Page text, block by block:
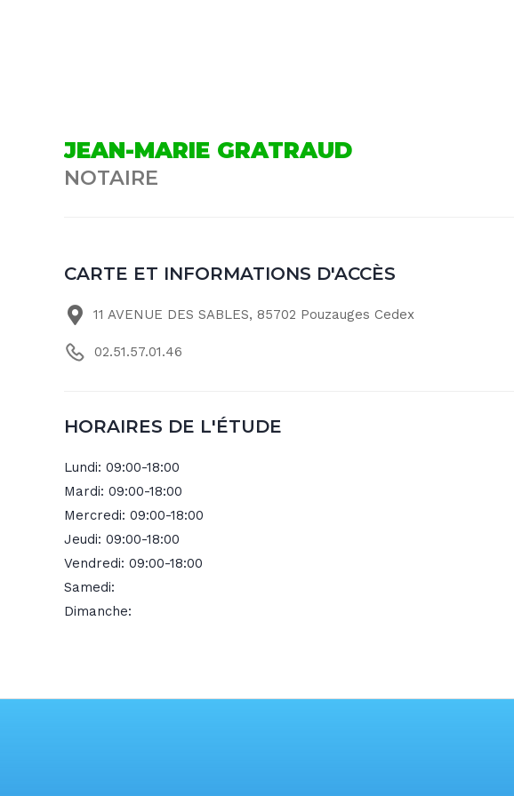
JEAN-MARIE GRATRAUD
NOTAIRE
CARTE ET INFORMATIONS D'ACCÈS
11 AVENUE DES SABLES, 85702 Pouzauges Cedex
02.51.57.01.46
HORAIRES DE L'ÉTUDE
Lundi: 09:00-18:00
Mardi: 09:00-18:00
Mercredi: 09:00-18:00
Jeudi: 09:00-18:00
Vendredi: 09:00-18:00
Samedi:
Dimanche: